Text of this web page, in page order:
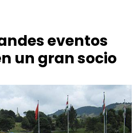
eventos
un gran socio